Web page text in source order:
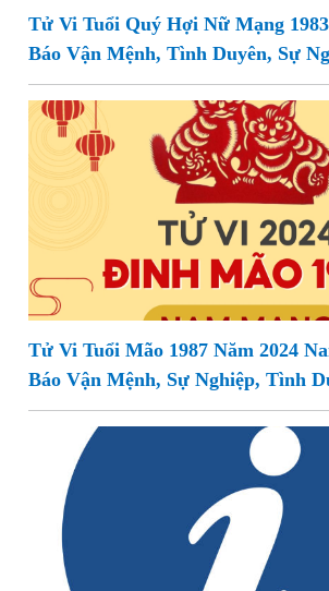
Tử Vi Tuổi Quý Hợi Nữ Mạng
Báo Vận Mệnh, Tình Duyên, Sự
Tử Vi Tuổi Mão 1987 Năm 2024
Báo Vận Mệnh, Sự Nghiệp, Tình